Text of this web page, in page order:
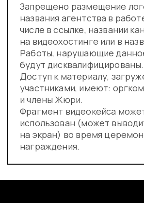
Запрещено размещение
названия агентства в
числе в ссылке, названии
на видеохостинге или в
Работы, нарушающие
будут дисквалифицированы.
Доступ к материалу,
участниками, имеют:
и члены Жюри.
Фрагмент видеокейса
использован (может
на экран) во время
награждения.